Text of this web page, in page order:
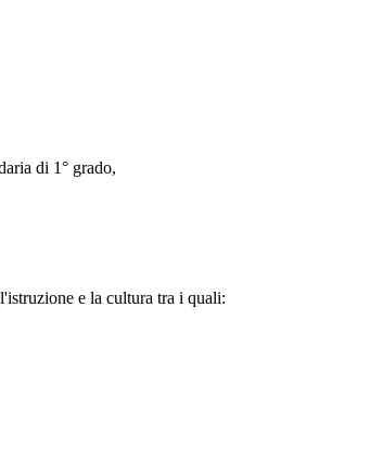
di 1° grado,
e la cultura tra i quali: